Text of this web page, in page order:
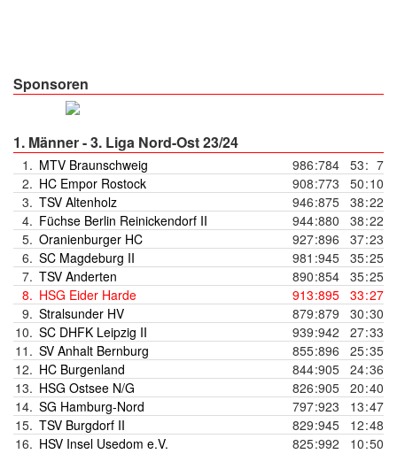
Sponsoren
1. Männer - 3. Liga Nord-Ost 23/24
1. MTV Braunschweig 986:784 53: 7
2. HC Empor Rostock 908:773 50:10
3. TSV Altenholz 946:875 38:22
4. Füchse Berlin Reinickendorf II 944:880 38:22
5. Oranienburger HC 927:896 37:23
6. SC Magdeburg II 981 :945 35:25
7. TSV Anderten 890:854 35:25
8. HSG Eider Harde 913:895 33:27
9. Stralsunder HV 879:879 30:30
10. SC DHFK Leipzig II 939:942 27:33
11. SV Anhalt Bernburg 855:896 25:35
12. HC Burgenland 844:905 24:36
13. HSG Ostsee N/G 826:905 20:40
14. SG Hamburg-Nord 797:923 13:47
15. TSV Burgdorf II 829:945 12:48
16. HSV Insel Usedom e.V. 825:992 10:50